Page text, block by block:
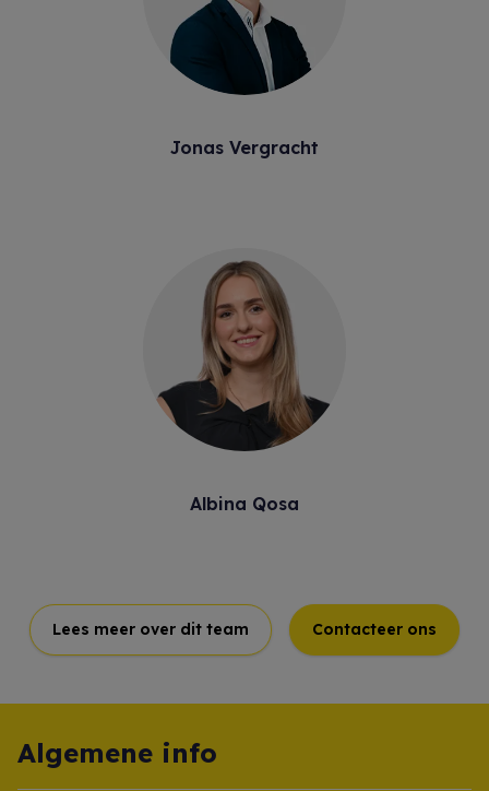
Jonas Vergracht
Albina Qosa
Lees meer over dit team Contacteer ons
Algemene info